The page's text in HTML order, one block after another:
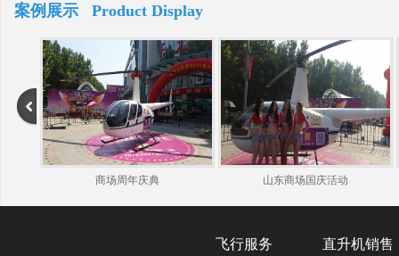
案例展示 Product Display
商场周年庆典 山东商场国庆活动
飞行服务 直升机销售